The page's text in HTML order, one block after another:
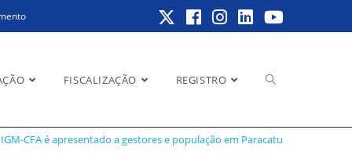
FISCALIZAÇÃO REGISTRO Alternar
MG
IGM-CFA é apresentado a gestores e população em Paracatu-MG